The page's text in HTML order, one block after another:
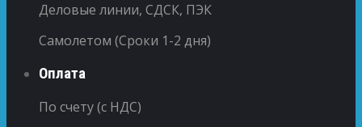
Деловые линии, СДСК, ПЭК
Самолетом (Сроки 1-2 дня)
Оплата
По счету (с НДС)